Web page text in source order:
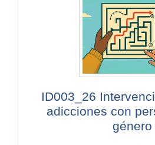
ID003_26
adicciones con
género